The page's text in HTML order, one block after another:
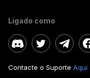
Ligado como
Contacte o Suporte Aqui